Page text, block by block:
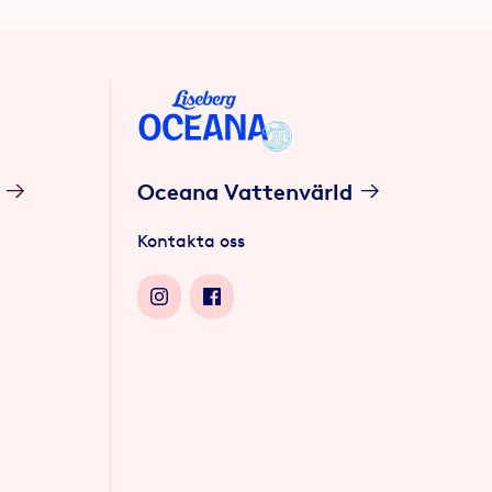
en
för
ta
eller
Oceana Vattenvärld
Kontakta oss